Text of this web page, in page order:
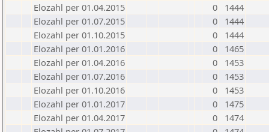
Elozahl per 01.04.2015
0
1444
Elozahl per 01.07.2015
0
1444
Elozahl per 01.10.2015
0
1444
Elozahl per 01.01.2016
0
1465
Elozahl per 01.04.2016
0
1453
Elozahl per 01.07.2016
0
1453
Elozahl per 01.10.2016
0
1453
Elozahl per 01.01.2017
0
1475
Elozahl per 01.04.2017
0
1474